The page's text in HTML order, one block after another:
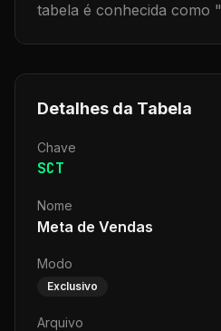
tabela é conhecida como "
Detalhes da Tabela
Chave
SCT
Nome
Meta de Vendas
Modo
Exclusivo
Arquivo